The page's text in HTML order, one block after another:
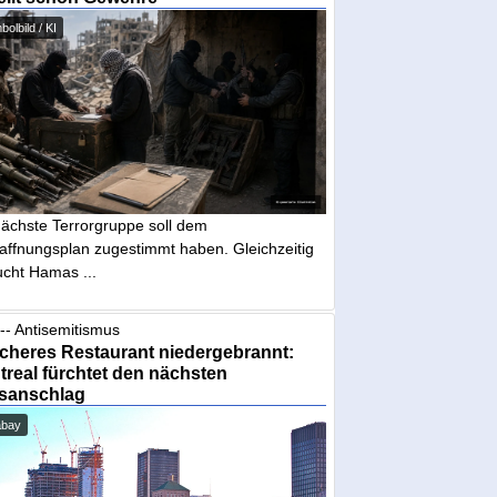
/ KI
Terrorgruppe soll dem
zugestimmt haben. Gleichzeitig
Hamas ...
Antisemitismus
Restaurant niedergebrannt:
fürchtet den nächsten